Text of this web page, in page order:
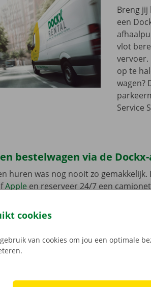
Breng
een
vlot
vervoer.
op te
wagen?
Service
bestelwagen via de
huren was nog nooit zo
Appleen reserveer 24/7 een
een Pick-up Point of Dockx Service
cookies
van cookies om jou een optimale